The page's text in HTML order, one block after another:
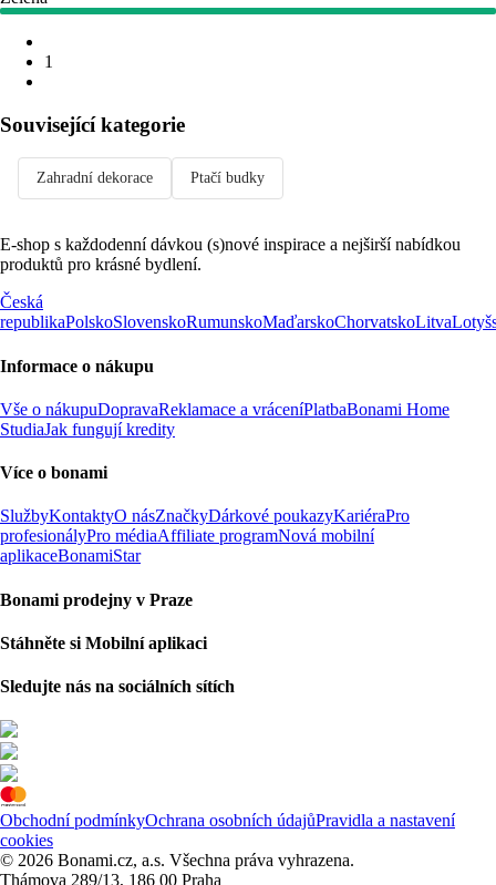
1
Související kategorie
Zahradní dekorace Ptačí budky
E-shop s každodenní dávkou (s)nové inspirace a nejširší nabídkou
produktů pro krásné bydlení.
Česká
republikaPolskoSlovenskoRumunskoMaďarskoChorvatskoLitva
Informace o nákupu
Vše o nákupuDopravaReklamace a vráceníPlatbaBonami Home
StudiaJak fungují kredity
Více o bonami
SlužbyKontaktyO násZnačkyDárkové poukazyKariéraPro
profesionályPro médiaAffiliate programNová mobilní
aplikaceBonamiStar
Bonami prodejny v Praze
Stáhněte si Mobilní aplikaci
Sledujte nás na sociálních sítích
Obchodní podmínkyOchrana osobních údajůPravidla a nastavení
cookies
© 2026 Bonami.cz, a.s. Všechna práva vyhrazena.
Thámova 289/13, 186 00 Praha